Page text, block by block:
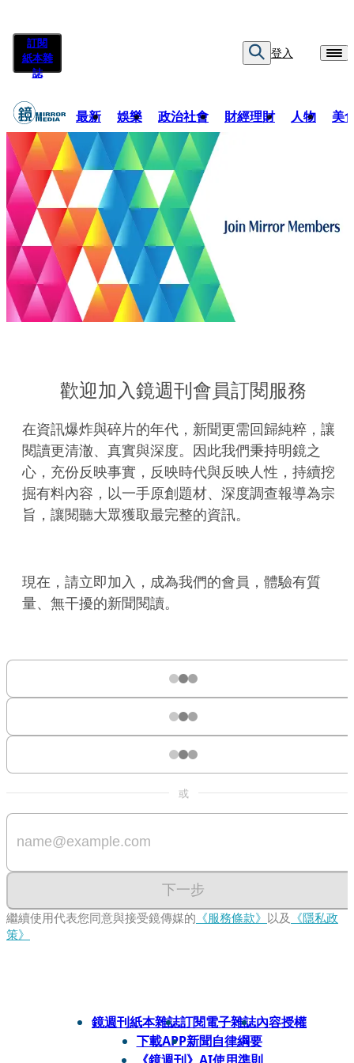
訂閱
紙本雜
誌
登入
最新 娛樂 政治社會 財經理財 人物 美
歡迎加入鏡週刊會員訂閱服務
在資訊爆炸與碎片的年代，新聞更需回歸純粹，讓
閱讀更清澈、真實與深度。因此我們秉持明鏡之
心，充份反映事實，反映時代與反映人性，持續挖
掘有料內容，以一手原創題材、深度調查報導為宗
旨，讓閱聽大眾獲取最完整的資訊。
現在，請立即加入，成為我們的會員，體驗有質
量、無干擾的新聞閱讀。
或
下一步
繼續使用代表您同意與接受鏡傳媒的 《服務條款》 以及 《隱私政
策》
鏡週刊紙本雜誌訂閱電子雜誌內容授權
下載APP新聞自律綱要